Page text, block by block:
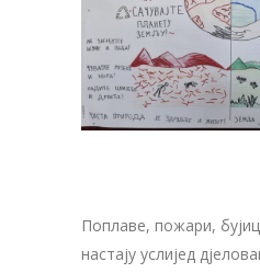
Поплаве, пожари,
настају услијед